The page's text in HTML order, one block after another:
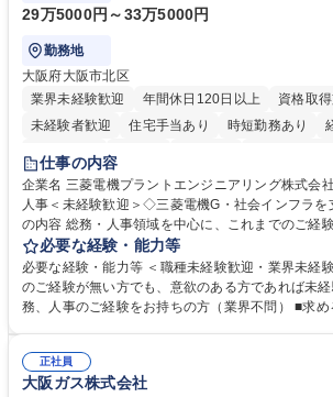
29万5000円～33万5000円
勤務地
大阪府大阪市北区
業界未経験歓迎
年間休日120日以上
資格取
未経験者歓迎
住宅手当あり 時短勤務あり
退職金あり
駅近5分以内
土日祝休み 服装自由 寮・社
仕事の内容
企業名 三菱電機プラントエンジニアリング株式会社 求人名 【大阪】総務
人事＜未経験歓迎＞◇三菱電機G・社会インフラを支
の内容 総務・人事領域を中心に、これまでのご経
します。 ＜具体的には＞ ・総務/人事労務（給与・社保・勤怠管理など）
・採用・教育研修 ・福利厚生運用 など ※基本的に
採用や教育等の業務内容により、関西圏以外への
出張もございます。 ※担当業務を持ちつつ、お互
必要な経験・能力等
必要な経験・能力等 ＜職種未経験歓迎・業界未経
のご経験が無い方でも、意欲のある方であれば未
務、人事のご経験をお持ちの方（業界不問） ■求める人物像：・社内外の
正社員
大阪ガス株式会社